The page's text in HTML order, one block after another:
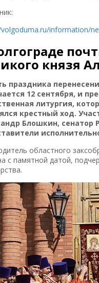
information/
князя
праздника
12 сентября, и
литургия,
крестный ход.
Блошкин, сенатор
областного
с памятной датой,